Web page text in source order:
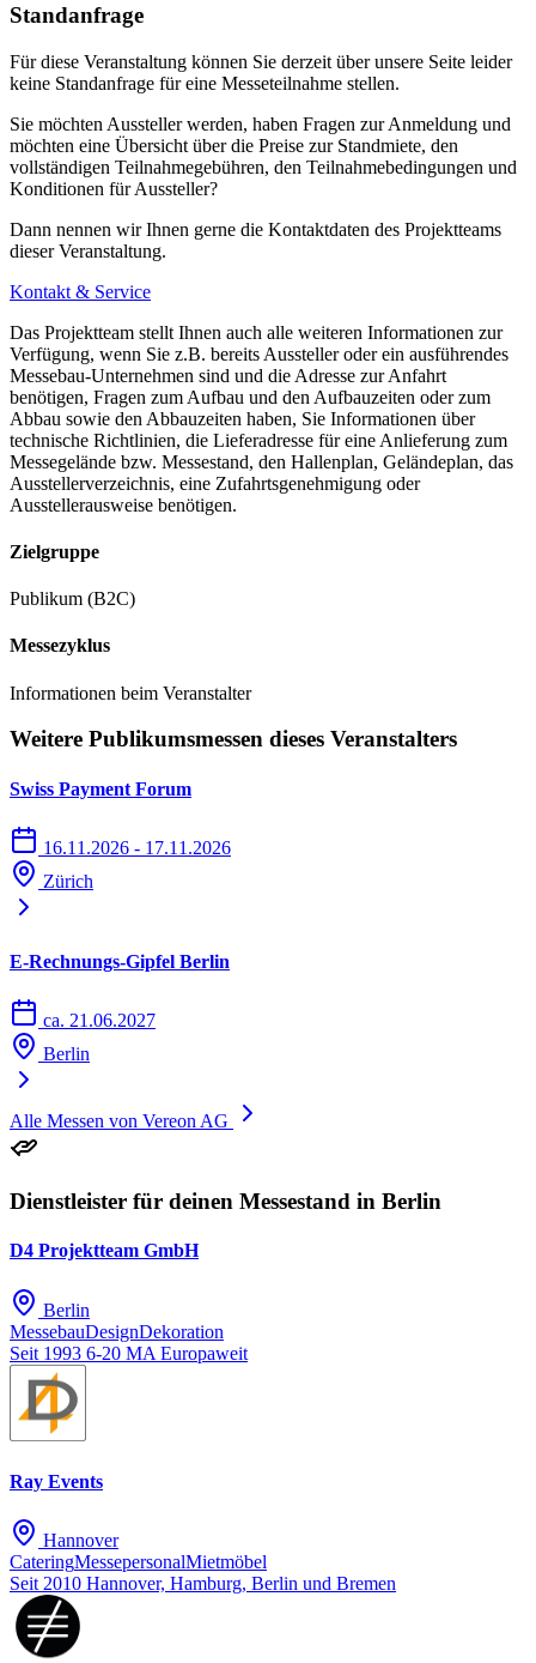
Standanfrage
Für diese Veranstaltung können Sie derzeit über unsere Seite leider
keine Standanfrage für eine Messeteilnahme stellen.
Sie möchten Aussteller werden, haben Fragen zur Anmeldung und
möchten eine Übersicht über die Preise zur Standmiete, den
vollständigen Teilnahmegebühren, den Teilnahmebedingungen und
Konditionen für Aussteller?
Dann nennen wir Ihnen gerne die Kontaktdaten des Projektteams
dieser Veranstaltung.
Kontakt & Service
Das Projektteam stellt Ihnen auch alle weiteren Informationen zur
Verfügung, wenn Sie z.B. bereits Aussteller oder ein ausführendes
Messebau-Unternehmen sind und die Adresse zur Anfahrt
benötigen, Fragen zum Aufbau und den Aufbauzeiten oder zum
Abbau sowie den Abbauzeiten haben, Sie Informationen über
technische Richtlinien, die Lieferadresse für eine Anlieferung zum
Messegelände bzw. Messestand, den Hallenplan, Geländeplan, das
Ausstellerverzeichnis, eine Zufahrtsgenehmigung oder
Ausstellerausweise benötigen.
Zielgruppe
Publikum (B2C)
Messezyklus
Informationen beim Veranstalter
Weitere Publikumsmessen dieses Veranstalters
Swiss Payment Forum
16.11.2026 - 17.11.2026
Zürich
E-Rechnungs-Gipfel Berlin
ca. 21.06.2027
Berlin
Alle Messen von Vereon AG
Dienstleister für deinen Messestand in Berlin
D4 Projektteam GmbH
Berlin
MessebauDesignDekoration
Seit 1993 6-20 MA Europaweit
Ray Events
Hannover
CateringMessepersonalMietmöbel
Seit 2010 Hannover, Hamburg, Berlin und Bremen